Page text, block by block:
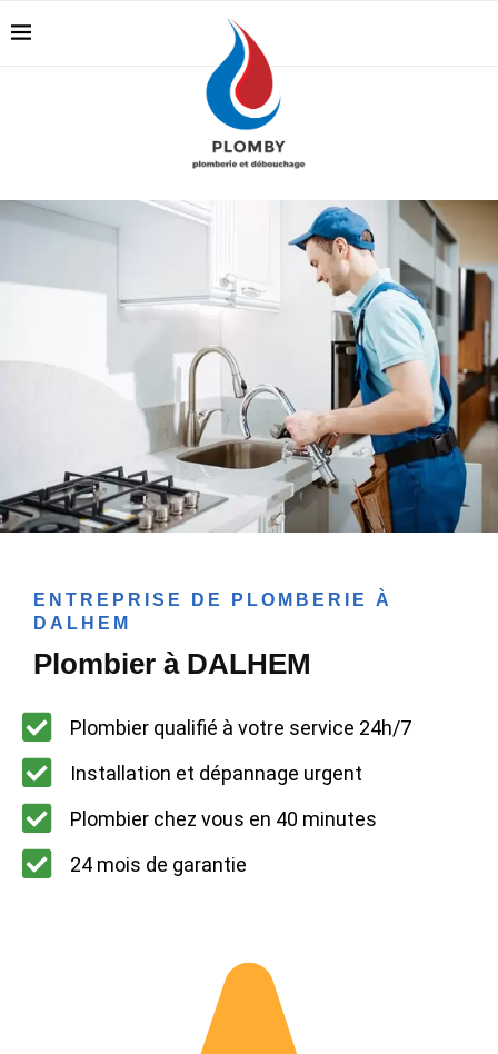
ENTREPRISE DE PLOMBERIE À
DALHEM
Plombier à DALHEM
Plombier qualifié à votre service 24h/7
Installation et dépannage urgent
Plombier chez vous en 40 minutes
24 mois de garantie